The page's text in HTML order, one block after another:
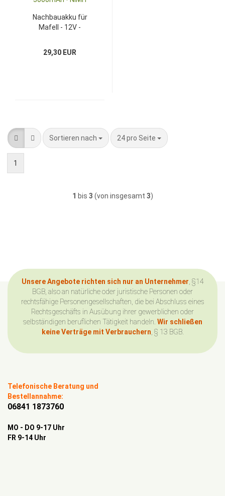
Nachbauakku für
Mafell - 12V -
29,30 EUR
Sortieren nach
Sortieren nach 24 pro Seite
pro Seite
1
1 bis 3 (von insgesamt 3)
Unsere Angebote richten sich nur an Unternehmer , §14
BGB, also an natürliche oder juristische Personen oder
rechtsfähige Personengesellschaften, die bei Abschluss eines
Rechtsgeschäfts in Ausübung ihrer gewerblichen oder
selbständigen beruflichen Tätigkeit handeln. Wir schließen
keine Verträge mit Verbrauchern , § 13 BGB.
Telefonische Beratung und
Bestellannahme:
06841 1873760
MO - DO 9-17 Uhr
FR 9-14 Uhr